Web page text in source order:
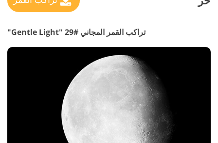
تراكب القمر المجاني #29 "Gentle Light"